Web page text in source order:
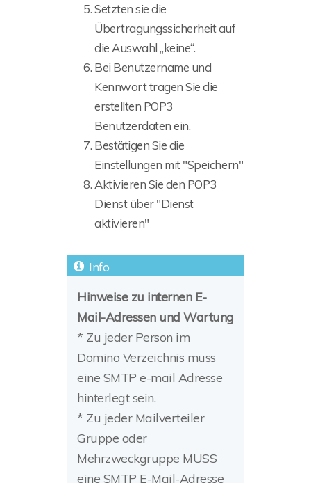
Setzten sie die
Übertragungssicherheit auf
die Auswahl „keine“.
Bei Benutzername und
Kennwort tragen Sie die
erstellten POP3
Benutzerdaten ein.
Bestätigen Sie die
Einstellungen mit "Speichern"
Aktivieren Sie den POP3
Dienst über "Dienst
aktivieren"
Hinweise zu internen E-
Mail-Adressen und Wartung
* Zu jeder Person im
Domino Verzeichnis muss
eine SMTP e-mail Adresse
hinterlegt sein.
* Zu jeder Mailverteiler
Gruppe oder
Mehrzweckgruppe MUSS
eine SMTP E-Mail-Adresse